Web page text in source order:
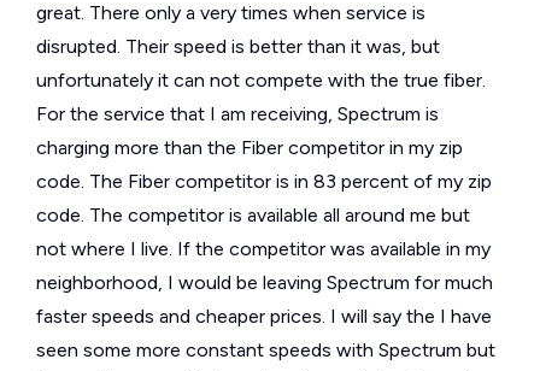
great. There only a very times when service is
disrupted. Their speed is better than it was, but
unfortunately it can not compete with the true fiber.
For the service that I am receiving, Spectrum is
charging more than the Fiber competitor in my zip
code. The Fiber competitor is in 83 percent of my zip
code. The competitor is available all around me but
not where I live. If the competitor was available in my
neighborhood, I would be leaving Spectrum for much
faster speeds and cheaper prices. I will say the I have
seen some more constant speeds with Spectrum but